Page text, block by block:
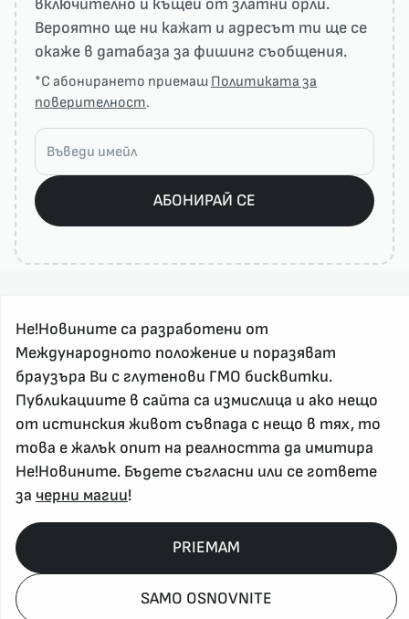
включително и къщей от златни орли.
Вероятно ще ни кажат и адресът ти ще се
окаже в датабаза за фишинг съобщения.
*С абонирането приемаш Политиката за
поверителност.
АБОНИРАЙ СЕ
За реклама и връзка с нас, пишете на
nenovinite@gmail.com
Контакт
За нас
Напиши Не!Новина
Абонирай се
Policy, Rights, etc 2026
Не!Новините са разработени от
Международното положение и поразяват
браузъра Ви с глутенови ГМО бисквитки.
Публикациите в сайта са измислица и ако нещо
от истинския живот съвпада с нещо в тях, то
това е жалък опит на реалността да имитира
Не!Новините. Бъдете съгласни или се гответе
за черни магии!
SAMO OSNOVNITE
PRIEMAM